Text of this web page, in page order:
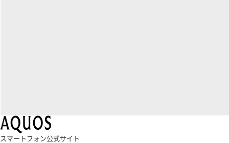
スマートフォン公式サイト